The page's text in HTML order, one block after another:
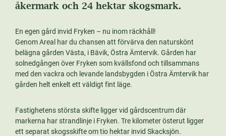
åkermark och 24 hektar skogsmark.
En egen gård invid Fryken – nu inom räckhåll!
Genom Areal har du chansen att förvärva den naturskönt
belägna gården Västa, i Bävik, Östra Ämtervik. Gården har
solnedgången över Fryken som kvällsfond och tillsammans
med den vackra och levande landsbygden i Östra Ämtervik har
gården helt enkelt ett väldigt fint läge.
Fastighetens största skifte ligger vid gårdscentrum där
markerna har strandlinje i Fryken. Tre kilometer österut ligger
ett separat skogsskifte om tio hektar invid Skacksjön.